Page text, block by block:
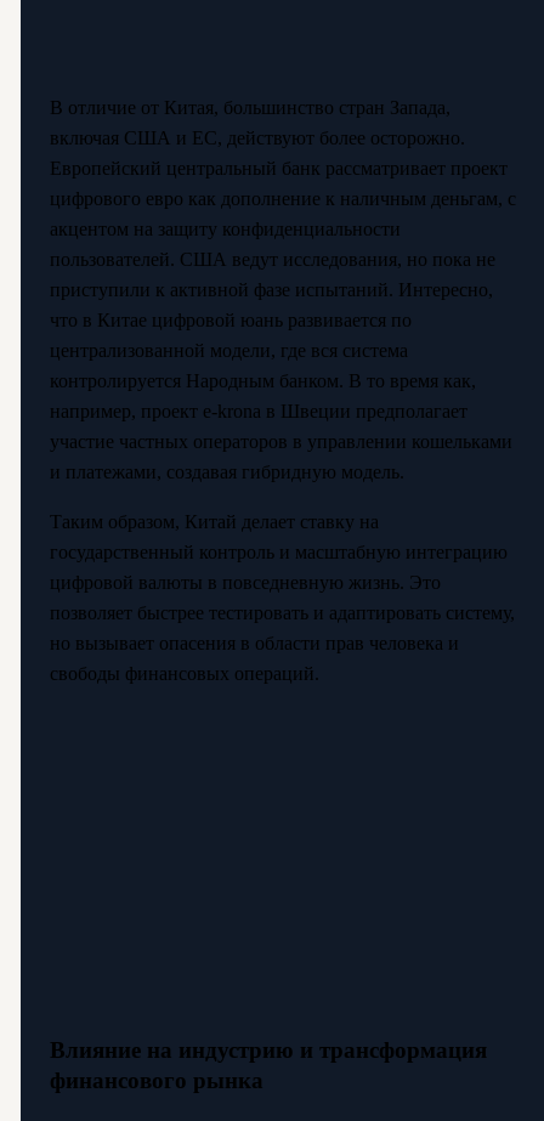
В отличие от Китая, большинство стран Запада,
включая США и ЕС, действуют более осторожно.
Европейский центральный банк рассматривает проект
цифрового евро как дополнение к наличным деньгам, с
акцентом на защиту конфиденциальности
пользователей. США ведут исследования, но пока не
приступили к активной фазе испытаний. Интересно,
что в Китае цифровой юань развивается по
централизованной модели, где вся система
контролируется Народным банком. В то время как,
например, проект e-krona в Швеции предполагает
участие частных операторов в управлении кошельками
и платежами, создавая гибридную модель.
Таким образом, Китай делает ставку на
государственный контроль и масштабную интеграцию
цифровой валюты в повседневную жизнь. Это
позволяет быстрее тестировать и адаптировать систему,
но вызывает опасения в области прав человека и
свободы финансовых операций.
Влияние на индустрию и трансформация
финансового рынка